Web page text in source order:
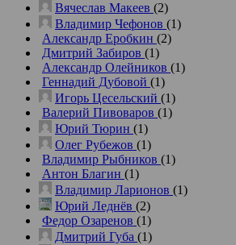
Вячеслав Макеев (2)
Владимир Чефонов (1)
Александр Еробкин (2)
Дмитрий Забиров (1)
Александр Олейников (1)
Геннадий Дубовой (1)
Игорь Цесельский (1)
Валерий Пивоваров (1)
Юрий Тюрин (1)
Олег Рубежов (1)
Владимир Рыбников (1)
Антон Благин (1)
Владимир Ларионов (1)
Юрий Леднёв (2)
Федор Озаренов (1)
Дмитрий Губа (1)